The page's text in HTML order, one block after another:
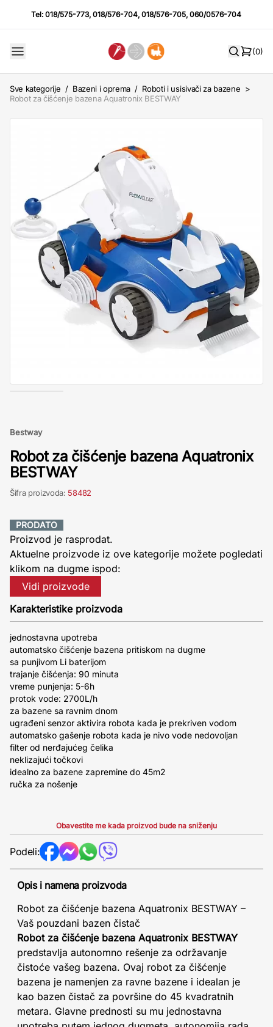
Tel:018/575-773,018/576-704,018/576-705,060/0576-704
(0)
Sve kategorije / Bazeni i oprema / Roboti i usisivači za bazene >
Robot za čišćenje bazena Aquatronix BESTWAY
Bestway
Robot za čišćenje bazena Aquatronix
BESTWAY
Šifra proizvoda: 58482
PRODATO
Proizvod je rasprodat.
Aktuelne proizvode iz ove kategorije možete pogledati
klikom na dugme ispod:
Vidi proizvode
Karakteristike proizvoda
jednostavna upotreba
automatsko čišćenje bazena pritiskom na dugme
sa punjivom Li baterijom
trajanje čišćenja: 90 minuta
vreme punjenja: 5-6h
protok vode: 2700L/h
za bazene sa ravnim dnom
ugrađeni senzor aktivira robota kada je prekriven vodom
automatsko gašenje robota kada je nivo vode nedovoljan
filter od nerđajućeg čelika
neklizajući točkovi
idealno za bazene zapremine do 45m2
ručka za nošenje
Obavestite me kada proizvod bude na sniženju
Podeli:
Opis i namena proizvoda
Robot za čišćenje bazena Aquatronix BESTWAY –
Vaš pouzdani bazen čistač
Robot za čišćenje bazena Aquatronix BESTWAY
predstavlja autonomno rešenje za održavanje
čistoće vašeg bazena. Ovaj robot za čišćenje
bazena je namenjen za ravne bazene i idealan je
kao bazen čistač za površine do 45 kvadratnih
metara. Glavne prednosti su mu jednostavna